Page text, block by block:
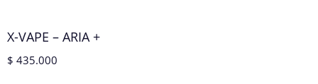
X-VAPE – ARIA +
$ 435.000